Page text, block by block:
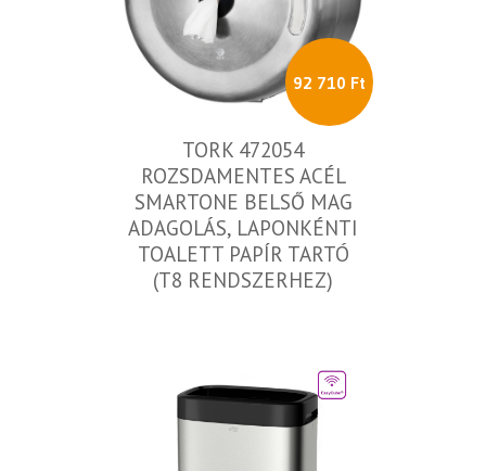
92 710 Ft
TORK 472054
ROZSDAMENTES ACÉL
SMARTONE BELSŐ MAG
ADAGOLÁS, LAPONKÉNTI
TOALETT PAPÍR TARTÓ
(T8 RENDSZERHEZ)